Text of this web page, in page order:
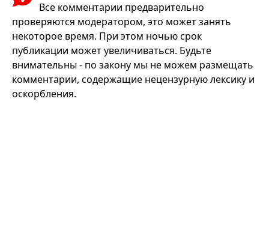
Все комментарии предварительно
проверяются модератором, это может занять
некоторое время. При этом ночью срок
публикации может увеличиваться. Будьте
внимательны - по закону мы не можем размещать
комментарии, содержащие нецензурную лексику и
оскорбления.